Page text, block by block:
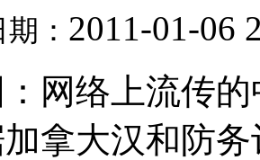
期： 2011-01-06
网络上流传
拿大汉和防